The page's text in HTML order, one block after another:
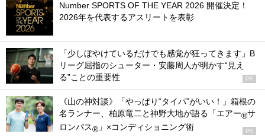
Number SPORTS OF THE YEAR 2026 開催決定！
2026年を代表するアスリートを表彰
「少しぼやけているだけでも感覚が狂ってきます」B
リーグ屈指のシューター・安藤周人が明かす“見え
る”ことの重要性
PR
《山の神対談》「やっぱり“タイパ”がいい！」箱根の
名ランナー、柏原竜二と神野大地が語る「エアー®サ
ロンパス® 」×コンディショニング術 PR